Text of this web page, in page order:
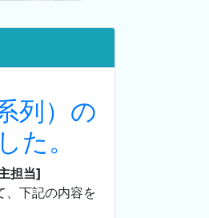
列）の
た。
担当]
、下記の内容を